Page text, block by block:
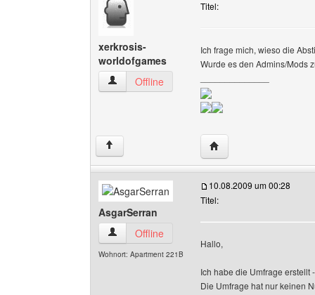
xerkrosis-
worldofgames
xerkrosis-worldofgames Benutzer-Profile
Offline
Titel:
Ich frage mich, wieso die
Wurde es den Admins/Mods
↑ Website dieses
AsgarSerran
AsgarSerran Benutzer-Profile anzeigen
Offline
Wohnort: Apartment 221B
10.08.2009 um 00:28
Titel:
Hallo,
Ich habe die Umfrage erstellt
Die Umfrage hat nur keinen